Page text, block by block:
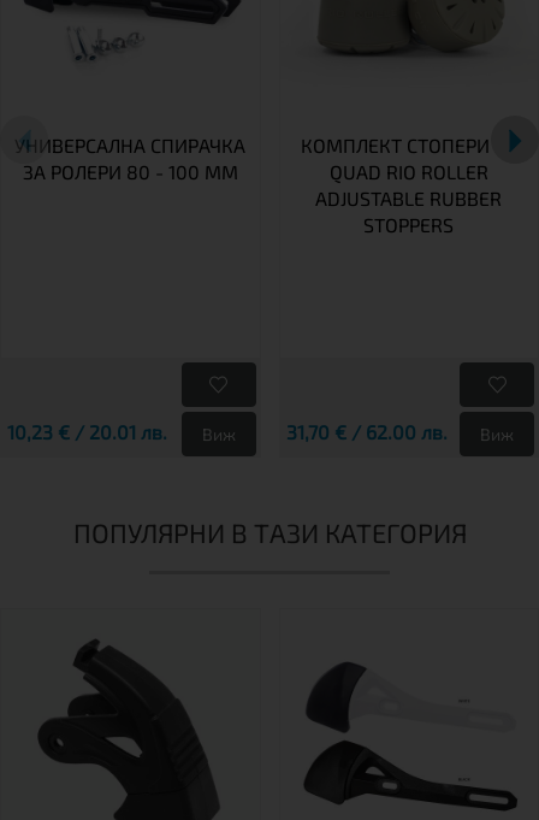
УНИВЕРСАЛНА СПИРАЧКА
ЗА РОЛЕРИ 80 - 100 MM
10,23 € / 20.01 лв. Виж
КОМПЛЕКТ СТОПЕРИ ЗА
QUAD RIO ROLLER
ADJUSTABLE RUBBER
STOPPERS
31,70 € / 62.00 лв. Виж
ПОПУЛЯРНИ В ТАЗИ КАТЕГОРИЯ